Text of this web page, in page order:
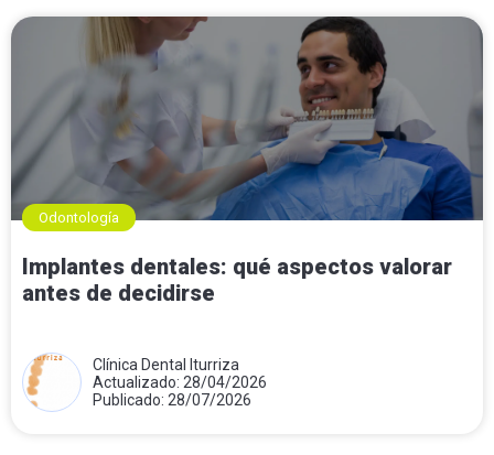
Odontología
Implantes dentales: qué aspectos valorar
antes de decidirse
Clínica Dental Iturriza
Actualizado: 28/04/2026
Publicado: 28/07/2026